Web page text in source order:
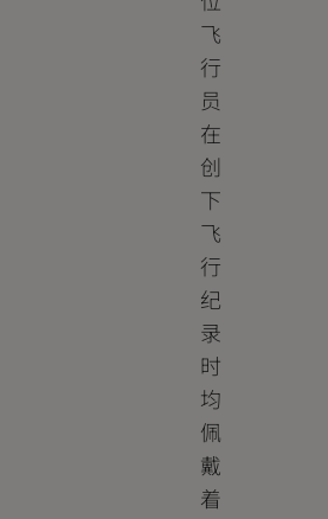
飞
行
员
在
创
下
飞
行
纪
录
时
均
佩
戴
着